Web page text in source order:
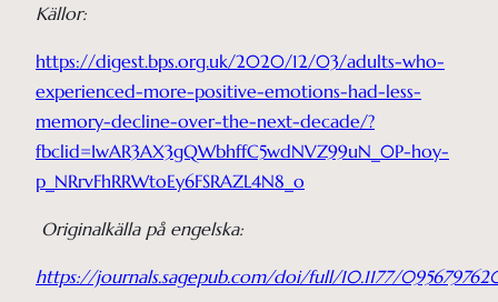
Källor:
https://digest.bps.org.uk/2020/12/03/adults-who-
experienced-more-positive-emotions-had-less-
memory-decline-over-the-next-decade/?
fbclid=IwAR3AX3gQWbhffC5wdNVZ99uN_0P-hoy-
p_NRrvFhRRWtoEy6FSRAZL4N8_o
Originalkälla på engelska:
https://journals.sagepub.com/doi/full/10.1177/